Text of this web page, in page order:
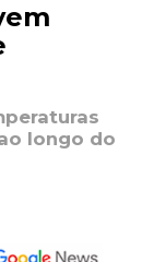
longo do